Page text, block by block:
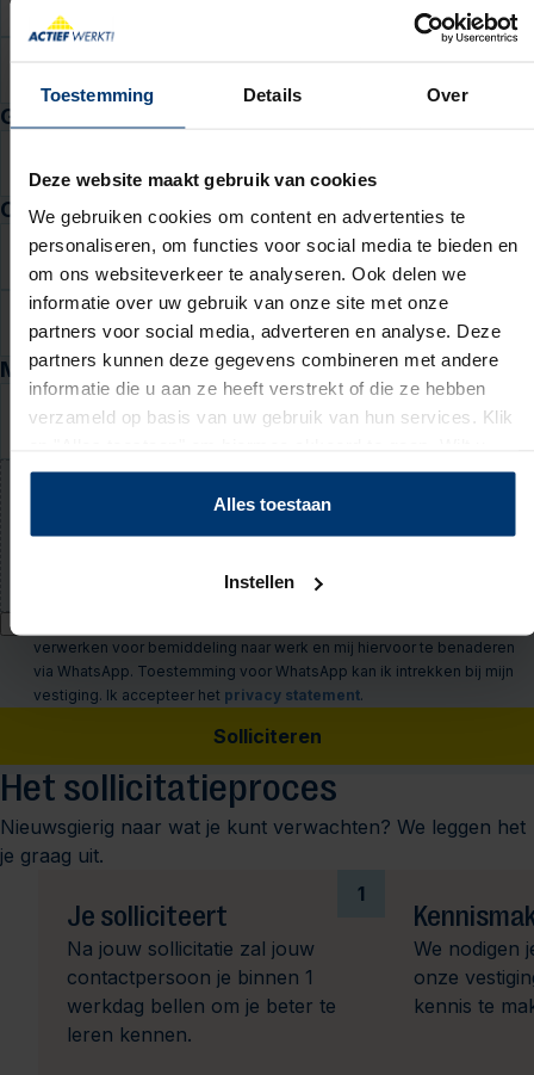
Toestemming Details Over
Deze website maakt gebruik van cookies
We gebruiken cookies om content en advertenties te
personaliseren, om functies voor social media te bieden en
om ons websiteverkeer te analyseren. Ook delen we
informatie over uw gebruik van onze site met onze
partners voor social media, adverteren en analyse. Deze
partners kunnen deze gegevens combineren met andere
informatie die u aan ze heeft verstrekt of die ze hebben
verzameld op basis van uw gebruik van hun services. Klik
liever geen cookies, klik dan op "instellen". Op onze
kunt u meer lezen over onze cookies.
Alles toestaan
Instellen
Geboortedatum
Contactgegevens
E-mail
Telefoon
Motivatie en cv
Waarom past deze baan bij jou? (niet verplicht)
verwerken voor bemiddeling naar werk en mij hiervoor te benaderen
via WhatsApp. Toestemming voor WhatsApp kan ik intrekken bij mijn
vestiging. Ik accepteer het privacy statement.
Solliciteren
Het sollicitatieproces
Nieuwsgierig naar wat je kunt verwachten? We leggen het
je graag uit.
1
Je solliciteert
Na jouw sollicitatie zal jouw
contactpersoon je binnen 1
werkdag bellen om je beter te
leren kennen.
We nodigen
onze
kennis te